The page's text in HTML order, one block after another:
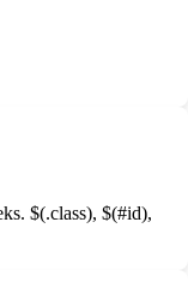
$(.class), $(#id),